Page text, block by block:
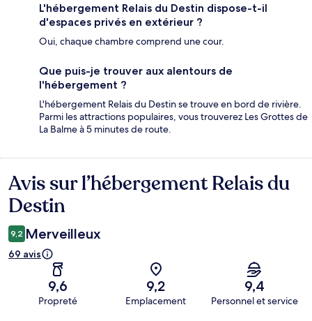
L'hébergement Relais du Destin dispose-t-il
d'espaces privés en extérieur ?
Oui, chaque chambre comprend une cour.
Que puis-je trouver aux alentours de
l'hébergement ?
L'hébergement Relais du Destin se trouve en bord de rivière.
Parmi les attractions populaires, vous trouverez Les Grottes de
La Balme à 5 minutes de route.
Avis
Avis sur l’hébergement Relais du
Destin
9,2 Merveilleux
69 avis
9,6
Propreté
9,2
Emplacement
9,4
Personnel et service